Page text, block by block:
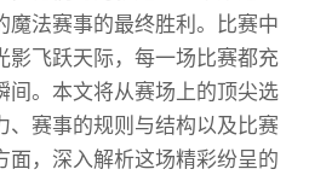
魔法赛事的最终胜利。比赛中
影飞跃天际，每一场比赛都充
间。本文将从赛场上的顶尖选
、赛事的规则与结构以及比赛
面，深入解析这场精彩纷呈的